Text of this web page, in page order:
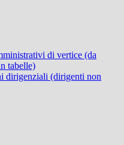
di vertice (da
tabelle)
dirigenziali (dirigenti non